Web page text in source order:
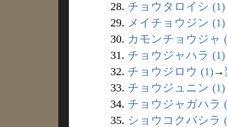
28. チョウタロイシ (1)
29. メイチョウジン (1)
30. カモンチョウジャ
31. チョウジャハラ (1)
32. チョウジロウ (1)→
33. チョウジュニン (1)
34. チョウジャガハラ
35. ショウコクバシラ